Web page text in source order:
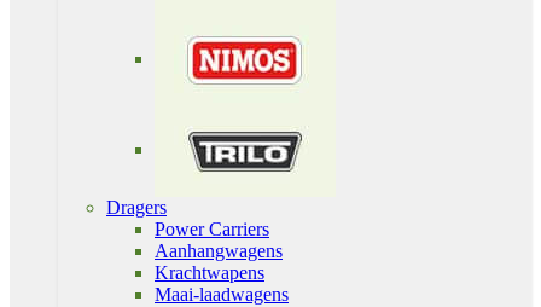
Dragers
Power Carriers
Aanhangwagens
Krachtwapens
Maai-laadwagens